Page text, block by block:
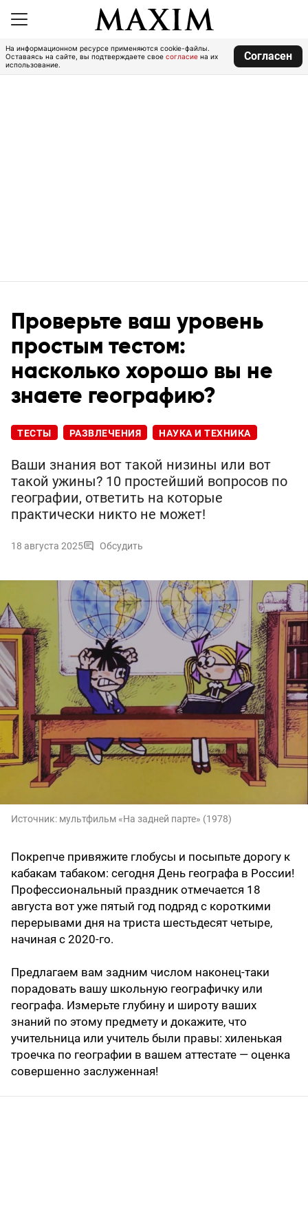
На информационном ресурсе применяются cookie-файлы.
Оставаясь на сайте, вы подтверждаете свое согласие на их
использование.
Согласен
Проверьте ваш уровень
простым тестом:
насколько хорошо вы не
знаете географию?
ТЕСТЫ РАЗВЛЕЧЕНИЯ НАУКА И ТЕХНИКА
Ваши знания вот такой низины или вот
такой ужины? 10 простейший вопросов по
географии, ответить на которые
практически никто не может!
18 августа 2025 Обсудить
Источник: мультфильм «На задней парте» (1978)
Покрепче привяжите глобусы и посыпьте дорогу к
кабакам табаком: сегодня День географа в России!
Профессиональный праздник отмечается 18
августа вот уже пятый год подряд с короткими
перерывами дня на триста шестьдесят четыре,
начиная с 2020-го.
Предлагаем вам задним числом наконец-таки
порадовать вашу школьную географичку или
географа. Измерьте глубину и широту ваших
знаний по этому предмету и докажите, что
учительница или учитель были правы: хиленькая
троечка по географии в вашем аттестате — оценка
совершенно заслуженная!